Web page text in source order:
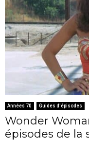
Années 70 Guides d'épisodes
Wonder
épisodes de la